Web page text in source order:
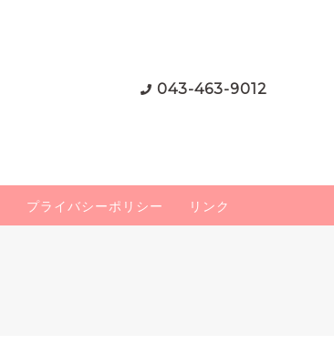
043-463-9012
プライバシーポリシー リンク